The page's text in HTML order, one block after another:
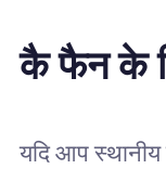
कै फैन के
यदि आप